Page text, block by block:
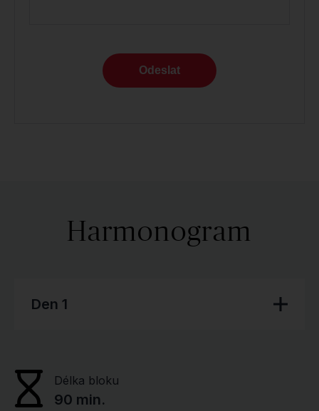
Odeslat
Harmonogram
Den 1
Délka bloku
90 min.